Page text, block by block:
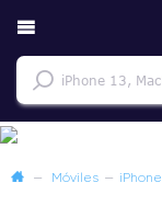
— Móviles — iPhone